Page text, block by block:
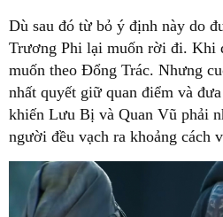
Dù sau đó từ bỏ ý định này do
Trương Phi lại muốn rời đi. Khi
muốn theo Đổng Trác. Nhưng
nhất quyết giữ quan điểm và
khiến Lưu Bị và Quan Vũ phải
người đều vạch ra khoảng cách